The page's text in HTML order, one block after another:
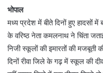
भोपाल
मध्य प्रदेश में बीते दिनों हुए हादसों
के वरिष्ठ नेता कमलनाथ ने चिंता
निजी स्कूलों की इमारतों की मजबूती
दिनों रीवा जिले के गढ़ में स्कूल की